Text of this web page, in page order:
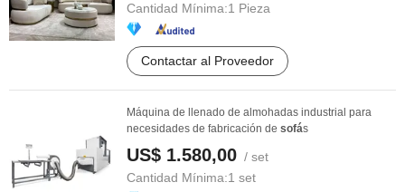
Cantidad Mínima:1 Pieza
Contactar al Proveedor
Máquina de llenado de almohadas industrial para
necesidades de fabricación de sofás
US$ 1.580,00 / set
Cantidad Mínima:1 set